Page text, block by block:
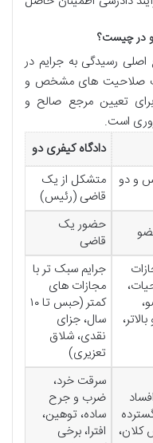
در چیست؟
رسیدگی به جرایم در
صلاحیت های مشخص و
تعیین مرجع صالح و
است.
دادگاه کیفری دو
و دو
متشکل از یک
قاضی (رئیس)
حضور یک
قاضی
جرایم سبک تر با
مجازات های
کمتر (حبس تا ۱۰
سال، جزای
نقدی، شلاق
تعزیری)
کلان،
سرقت خرد،
ضرب و جرح
ساده، توهین،
افترا، برخی